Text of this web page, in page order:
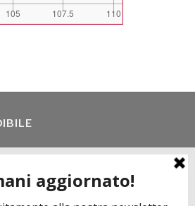
Un prezzo mai visto,
toro filtrando a